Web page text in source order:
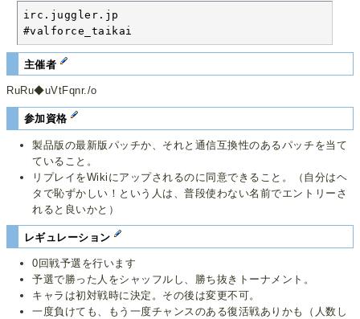
irc.juggler.jp
#valforce_taikai
主催者
RuRu◆uVtFqnr./o
参加資格
製品版の最新版パッチか、それと通信互換性のあるパッチを当て
ていること。
リプレイをWikiにアップされるのに同意できること。（自分はヘ
タで恥ずかしい！という人は、普段使わない名前でエントリーさ
れると良いかと）
レギュレーション
0回戦予選を行います
予選で勝った人をシャッフルし、勝ち抜きトーナメント。
キャラは初対戦時に決定。その後は変更不可。
一度負けても、もう一度チャンスのある復活戦ありかも（人数し